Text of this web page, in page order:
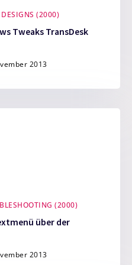
DESIGNS (2000)
Tweaks TransDesk
2013
(2000)
über der
2013